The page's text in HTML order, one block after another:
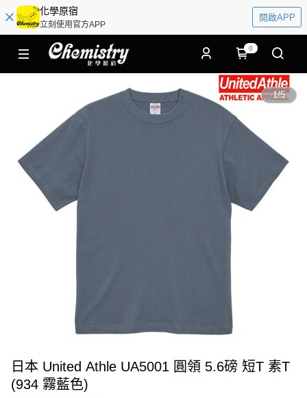
化學原宿
立刻使用官方APP
開啟APP
0
1/5
日本 United Athle UA5001 圓領 5.6磅 短T 素T
(934 霧藍色)